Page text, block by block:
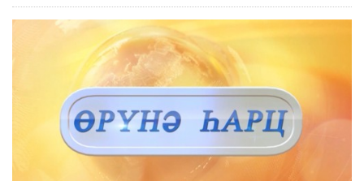
7 августа, 21:10
Вести Калмыкия. Вечерний выпуск от 07.08.2026.